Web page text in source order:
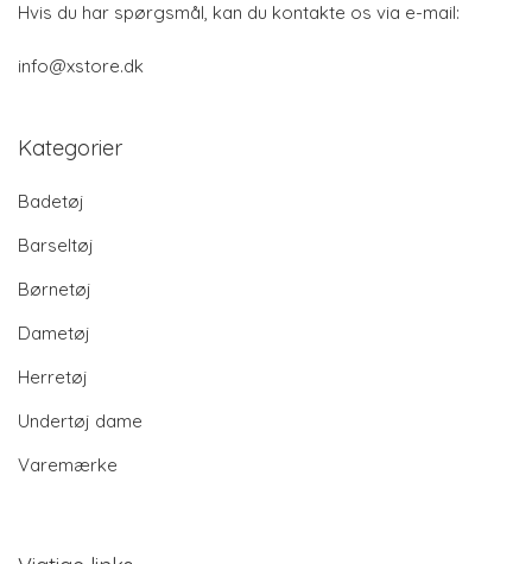
Hvis du har spørgsmål, kan du kontakte os via e-mail:
info@xstore.dk
Kategorier
Badetøj
Barseltøj
Børnetøj
Dametøj
Herretøj
Undertøj dame
Varemærke